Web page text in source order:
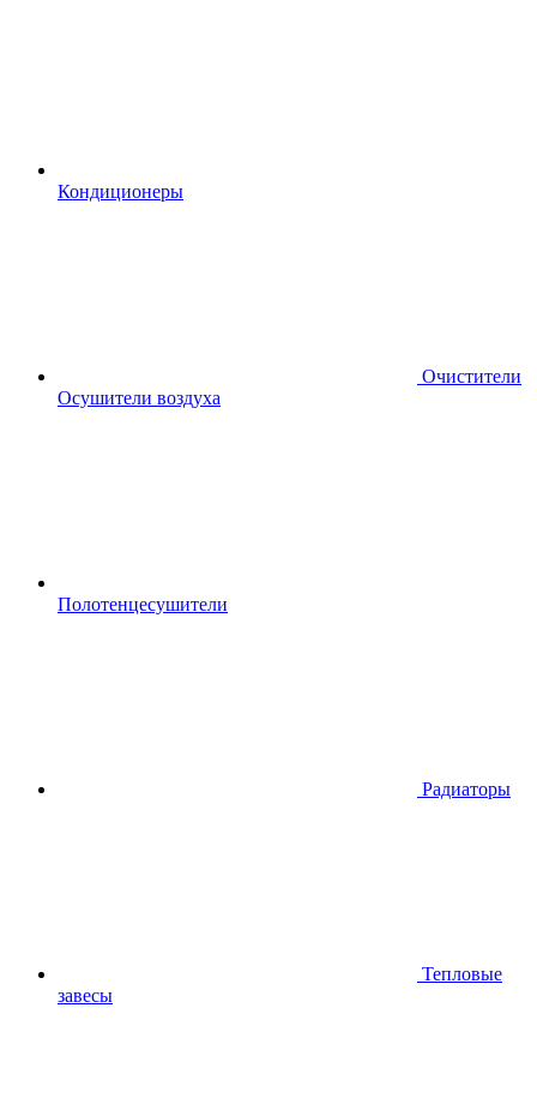
Кондиционеры
Очистители
Осушители воздуха
Полотенцесушители
Радиаторы
Тепловые
завесы